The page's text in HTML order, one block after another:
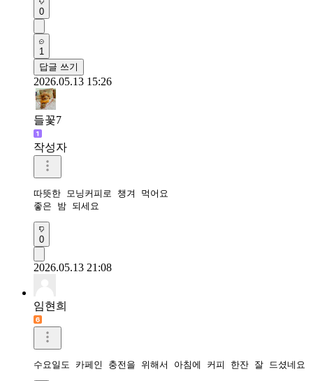
0
1
답글 쓰기
2026.05.13 15:26
들꽃7
작성자
따뜻한 모닝커피로 챙겨 먹어요
좋은 밤 되세요
0
2026.05.13 21:08
임현희
수요일도 카페인 충전을 위해서 아침에 커피 한잔 잘 드셨네요